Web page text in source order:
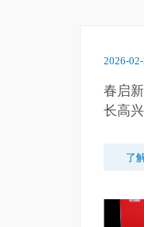
2026-
春启
长高
了